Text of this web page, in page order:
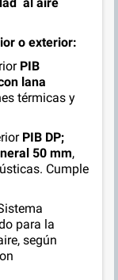
o exterior:
PIB
lana
térmicas y
PIB DP;
50 mm,
Cumple
para la
según